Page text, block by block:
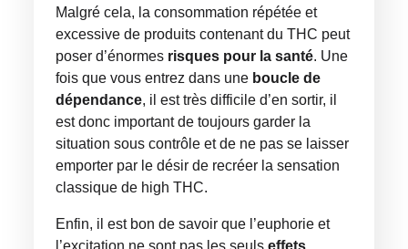
Malgré cela, la consommation répétée et
excessive de produits contenant du THC peut
poser d’énormes risques pour la santé. Une
fois que vous entrez dans une boucle de
dépendance, il est très difficile d’en sortir, il
est donc important de toujours garder la
situation sous contrôle et de ne pas se laisser
emporter par le désir de recréer la sensation
classique de high THC.
Enfin, il est bon de savoir que l’euphorie et